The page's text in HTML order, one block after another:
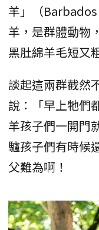
羊」（
羊，是群體動物
黑肚綿羊毛短又
談起這兩群截然
說：「早上牠們
羊孩子們一開門
驢孩子們有時候
父難為啊！